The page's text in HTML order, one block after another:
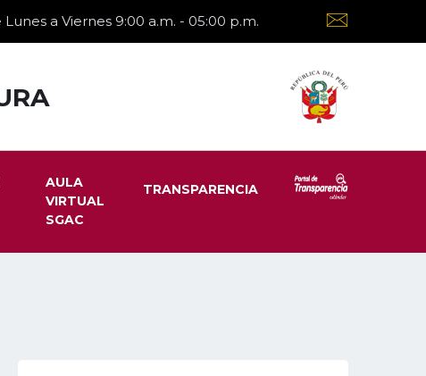
a Viernes 9:00 a.m. - 05:00 p.m.
AULA
VIRTUAL
SGAC
TRANSPARENCIA